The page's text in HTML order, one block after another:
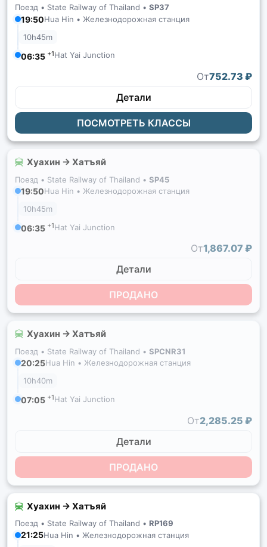
Поезд • State Railway of Thailand • SP37
19:50Hua Hin • Железнодорожная станция
10h45m
06:35 +1Hat Yai Junction
От752.73 ₽
Детали
ПОСМОТРЕТЬ КЛАССЫ
Хуахин → Хатъяй
Поезд • State Railway of Thailand • SP45
19:50Hua Hin • Железнодорожная станция
10h45m
06:35 +1Hat Yai Junction
От1,867.07 ₽
Детали
ПРОДАНО
Хуахин → Хатъяй
Поезд • State Railway of Thailand • SPCNR31
20:25Hua Hin • Железнодорожная станция
10h40m
07:05 +1Hat Yai Junction
От2,285.25 ₽
Детали
ПРОДАНО
Хуахин → Хатъяй
Поезд • State Railway of Thailand • RP169
21:25Hua Hin • Железнодорожная станция